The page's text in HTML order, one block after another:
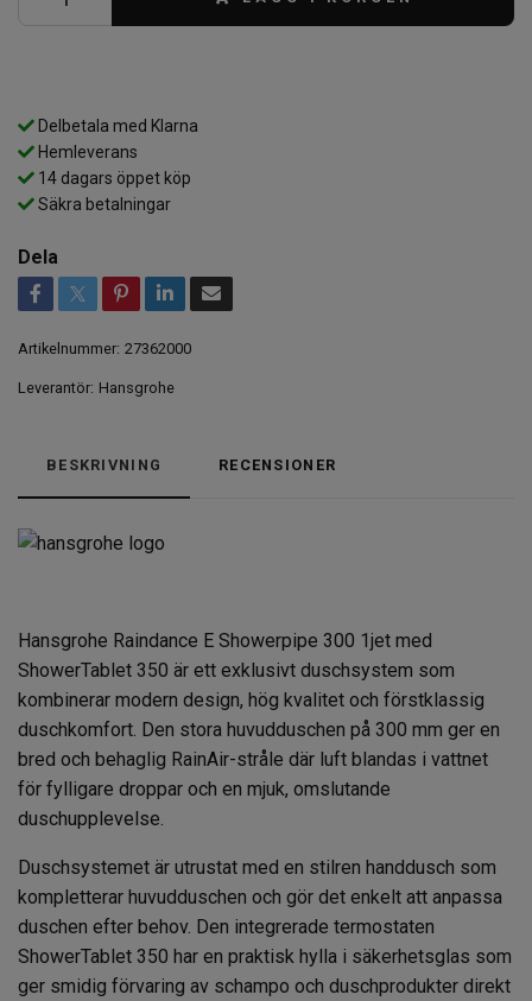
Delbetala med Klarna
Hemleverans
14 dagars öppet köp
Säkra betalningar
Dela
Artikelnummer: 27362000
Leverantör: Hansgrohe
BESKRIVNING RECENSIONER
Hansgrohe Raindance E Showerpipe 300 1jet med
ShowerTablet 350 är ett exklusivt duschsystem som
kombinerar modern design, hög kvalitet och förstklassig
duschkomfort. Den stora huvudduschen på 300 mm ger en
bred och behaglig RainAir-stråle där luft blandas i vattnet
för fylligare droppar och en mjuk, omslutande
duschupplevelse.
Duschsystemet är utrustat med en stilren handdusch som
kompletterar huvudduschen och gör det enkelt att anpassa
duschen efter behov. Den integrerade termostaten
ShowerTablet 350 har en praktisk hylla i säkerhetsglas som
ger smidig förvaring av schampo och duschprodukter direkt